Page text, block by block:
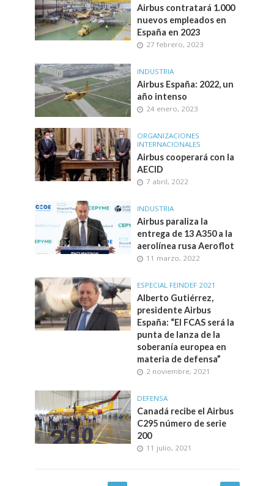
Airbus contratará 1.000
nuevos empleados en
España en 2023
27 febrero, 2023
INDUSTRIA
Airbus España: 2022, un
año intenso
24 enero, 2023
ORGANIZACIONES
INTERNACIONALES
Airbus cooperará con la
AECID
7 abril, 2022
INDUSTRIA
Airbus paraliza la
entrega de 13 A350 a la
aerolínea rusa Aeroflot
11 marzo, 2022
ESPECIAL FEINDEF 2021
Alberto Gutiérrez,
presidente Airbus
España: “El FCAS será la
punta de lanza de la
soberanía europea en
materia de defensa”
2 noviembre, 2021
DEFENSA
Canadá recibe el Airbus
C295 número de serie
200
11 julio, 2021